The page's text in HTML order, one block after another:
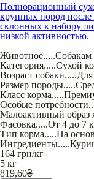
Полнорационный
крупных пород
склонных к набору
низкой активностью.
Животное.....Собакам
Категория.....Сухой
Возраст собаки.....Для
Размер породы.....
Класс корма.....
Особые потребности
Малоактивный образ
Фасовка.....От 4 до 7
Тип корма.....На
Ингредиенты.....
164 грн/кг
5 кг
819,60₴